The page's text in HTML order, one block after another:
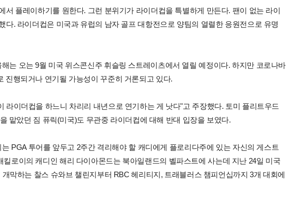
서 플레이하기를 원한다. 그런 분위기가 라이더컵을 특별하게 만든다. 팬이 없는 라이
다. 라이더컵은 미국과 유럽의 남자 골프 대항전으로 양팀의 열렬한 응원전으로 유명
는 오는 9월 미국 위스콘신주 휘슬링 스트레이츠에서 열릴 예정이다. 하지만 코로나바
진행되거나 연기될 가능성이 꾸준히 거론되고 있다.
라이더컵을 하느니 차리리 내년으로 연기하는 게 낫다"고 주장했다. 토미 플리트우드
맡았던 짐 퓨릭(미국)도 무관중 라이더컵에 대해 반대 입장을 보였다.
PGA 투어를 앞두고 2주간 격리해야 할 캐디에게 플로리다주에 있는 자신의 게스트
로이의 캐디인 해리 다이아몬드는 북아일랜드의 벨파스트에 사는데 지난 24일 미국
막하는 찰스 슈와브 챌린지부터 RBC 헤리티지, 트래블러스 챔피언십까지 3개 대회에